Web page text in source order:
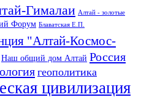
Гималаи Алтай - золотые
Форум Блаватская Е.П.
"Алтай-Космос-
Наш общий дом Алтай Россия
геополитика
цивилизация